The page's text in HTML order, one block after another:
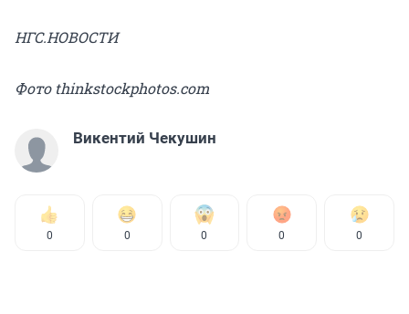
НГС.НОВОСТИ
Фото thinkstockphotos.com
Викентий Чекушин
0 0 0 0 0